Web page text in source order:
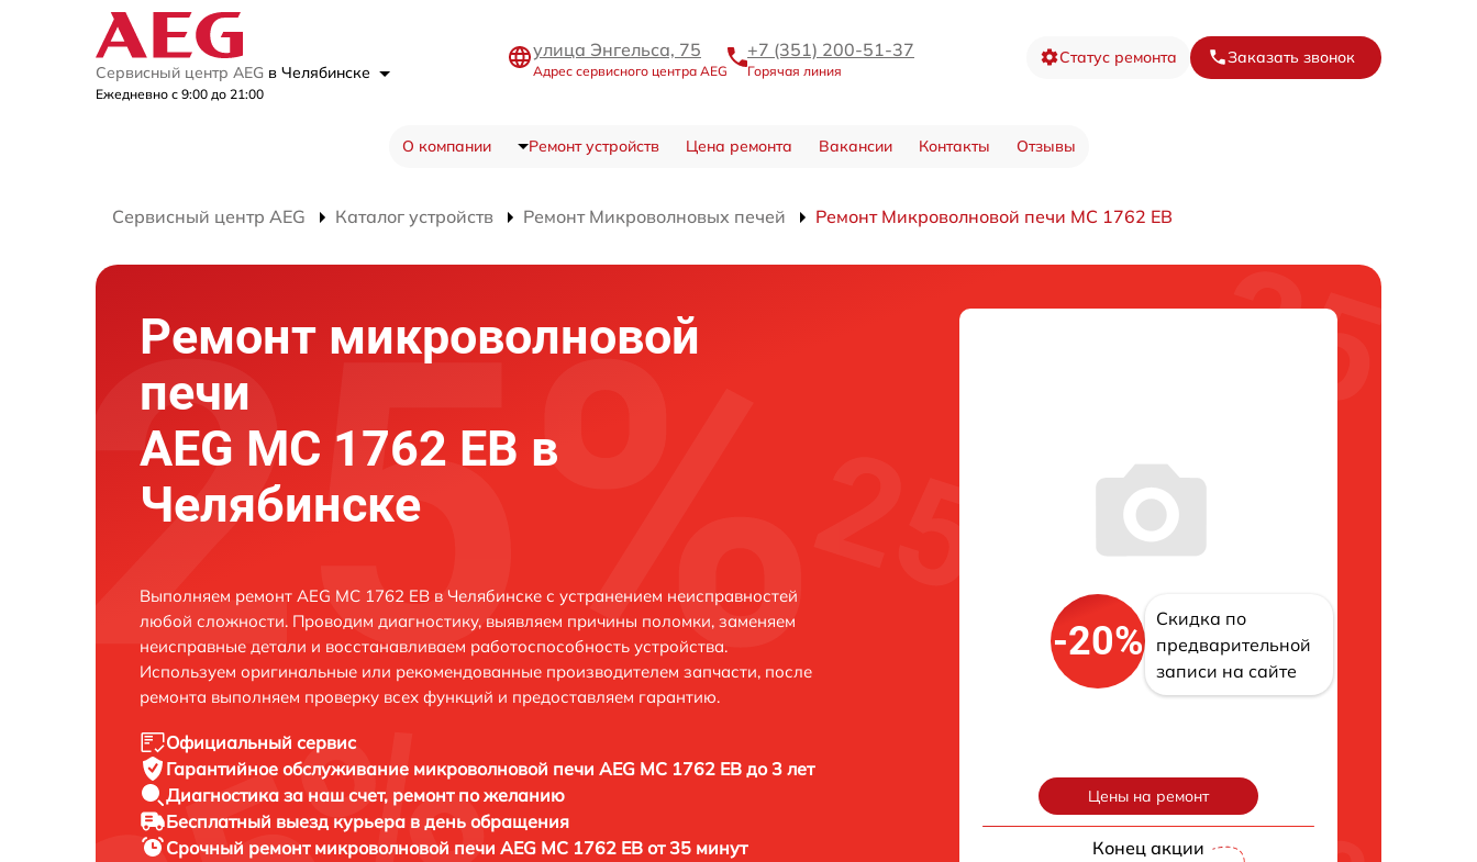
Сервисный центр AEG в Челябинске
Ежедневно с 9:00 до 21:00
улица Энгельса, 75
Адрес сервисного центра AEG
+7 (351) 200-51-37
Горячая линия
Статус ремонта Заказать звонок
О компании Ремонт устройств Цена ремонта Вакансии Контакты Отзывы
Сервисный центр AEG Каталог устройств Ремонт Микроволновых печей Ремонт Микроволновой печи MC 1762 EB
Ремонт микроволновой
печи
AEG MC 1762 EB в
Челябинске
Выполняем ремонт AEG MC 1762 EB в Челябинске с устранением неисправностей
любой сложности. Проводим диагностику, выявляем причины поломки, заменяем
неисправные детали и восстанавливаем работоспособность устройства.
Используем оригинальные или рекомендованные производителем запчасти, после
ремонта выполняем проверку всех функций и предоставляем гарантию.
Официальный сервис
Гарантийное обслуживание микроволновой печи AEG MC 1762 EB до 3 лет
Диагностика за наш счет, ремонт по желанию
Бесплатный выезд курьера в день обращения
Срочный ремонт микроволновой печи AEG MC 1762 EB от 35 минут
-20%
Скидка по
предварительной
записи на сайте
Цены на ремонт
Конец акции